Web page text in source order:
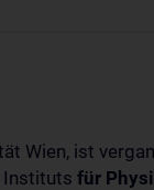
Wien, ist
Instituts für